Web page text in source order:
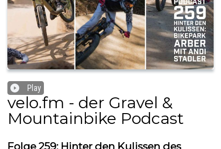
Play
velo.fm - der Gravel &
Mountainbike Podcast
Folge 259: Hinter den Kulissen des